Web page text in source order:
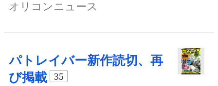
オリコンニュース
パトレイバー新作読切、再
び掲載
35